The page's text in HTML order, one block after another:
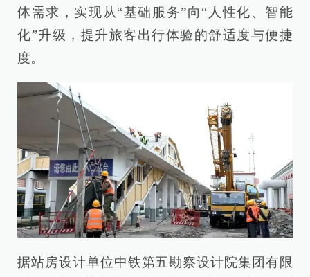
体需求，实现从“基础服务”向“人性化、智能
化”升级，提升旅客出行体验的舒适度与便捷
度。
据站房设计单位中铁第五勘察设计院集团有限